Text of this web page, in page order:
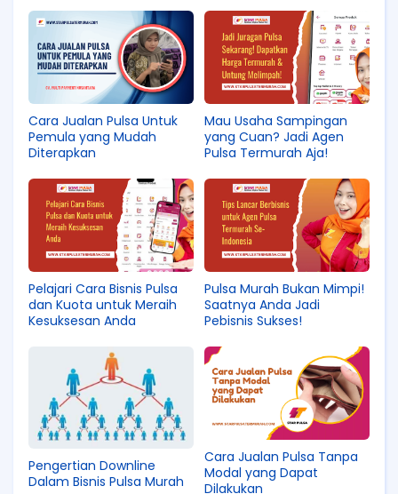
Cara Jualan Pulsa Untuk
Pemula yang Mudah
Diterapkan
Mau Usaha Sampingan
yang Cuan? Jadi Agen
Pulsa Termurah Aja!
Pelajari Cara Bisnis Pulsa
dan Kuota untuk Meraih
Kesuksesan Anda
Pulsa Murah Bukan Mimpi!
Saatnya Anda Jadi
Pebisnis Sukses!
Pengertian Downline
Dalam Bisnis Pulsa Murah
Cara Jualan Pulsa Tanpa
Modal yang Dapat
Dilakukan